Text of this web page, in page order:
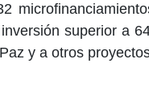
superior a
y a otros